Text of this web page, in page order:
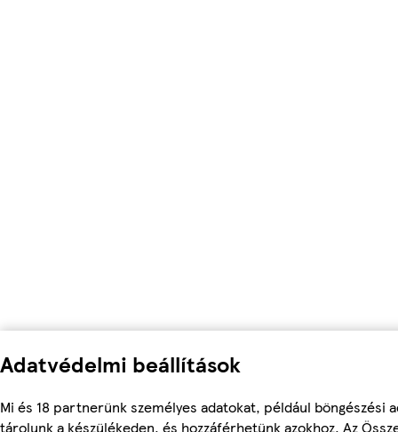
Adatvédelmi beállítások
Mi és 18 partnerünk személyes adatokat, például böngészési
tárolunk a készülékeden, és hozzáférhetünk azokhoz. Az